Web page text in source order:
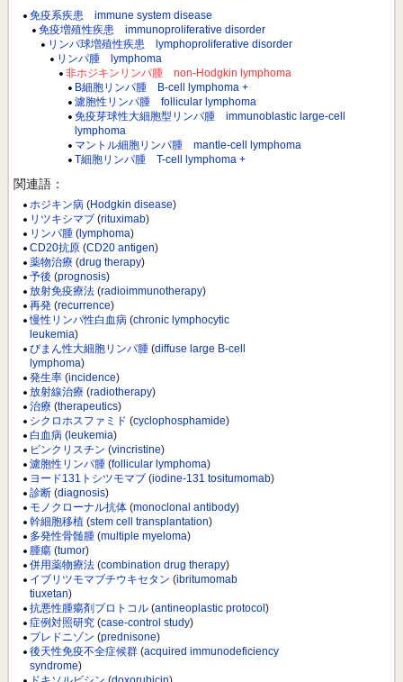
免疫系疾患 immune system disease
免疫増殖性疾患 immunoproliferative disorder
リンパ球増殖性疾患 lymphoproliferative disorder
リンパ腫 lymphoma
非ホジキンリンパ腫 non-Hodgkin lymphoma
B細胞リンパ腫 B-cell lymphoma +
濾胞性リンパ腫 follicular lymphoma
免疫芽球性大細胞型リンパ腫 immunoblastic large-cell
lymphoma
マントル細胞リンパ腫 mantle-cell lymphoma
T細胞リンパ腫 T-cell lymphoma +
関連語：
ホジキン病 (Hodgkin disease)
リツキシマブ (rituximab)
リンパ腫 ( lymphoma)
CD20抗原 (CD20 antigen)
薬物治療 (drug therapy)
予後 (prognosis)
放射免疫療法 (radioimmunotherapy)
再発 (recurrence)
慢性リンパ性白血病 (chronic lymphocytic
leukemia)
びまん性大細胞リンパ腫 (diffuse large B-cell
lymphoma)
発生率 (incidence)
放射線治療 (radiotherapy)
治療 (therapeutics)
シクロホスファミド (cyclophosphamide)
白血病 ( leukemia)
ビンクリスチン (vincristine)
濾胞性リンパ腫 (follicular lymphoma)
ヨード131トシツモマブ (iodine-131 tositumomab)
診断 (diagnosis)
モノクローナル抗体 (monoclonal antibody)
幹細胞移植 (stem cell transplantation)
多発性骨髄腫 (multiple myeloma)
腫瘍 (tumor)
併用薬物療法 (combination drug therapy)
イブリツモマブチウキセタン (ibritumomab
tiuxetan)
抗悪性腫瘍剤プロトコル (antineoplastic protocol )
症例対照研究 (case-control study)
プレドニゾン (prednisone)
後天性免疫不全症候群 (acquired immunodeficiency
syndrome)